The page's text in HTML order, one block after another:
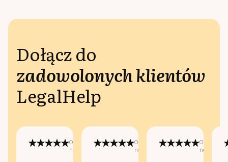
Dołącz do
zadowolonych klientów
LegalHelp
Opublikowano
na:
Opublikowano
na:
na: